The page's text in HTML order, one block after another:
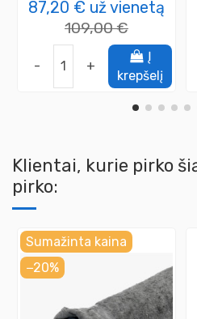
87,20 € už vienetą
109,00 €
- +
Į
krepšelį
Klientai, kurie pirko
pirko:
Sumažinta kaina
−20%